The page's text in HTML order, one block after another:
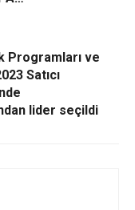
Programları ve
Satıcı
lider seçildi